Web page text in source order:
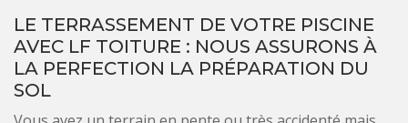
LE TERRASSEMENT DE VOTRE PISCINE
AVEC LF TOITURE : NOUS ASSURONS À
LA PERFECTION LA PRÉPARATION DU
SOL